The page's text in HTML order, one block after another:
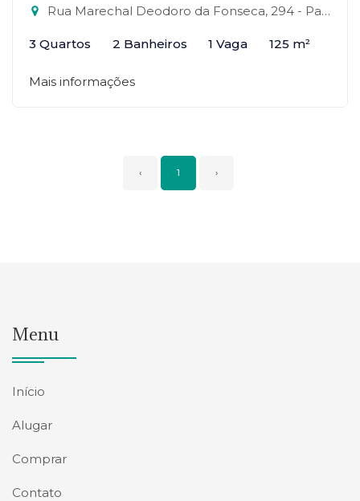
Rua Marechal Deodoro da Fonseca, 294 - Parque São Vicente, Mauá-SP
3 Quartos 2 Banheiros 1 Vaga 125 m²
Mais informações
‹ 1 ›
Menu
Início
Alugar
Comprar
Contato